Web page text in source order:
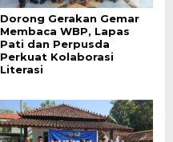
Dorong Gerakan Gemar
Membaca WBP, Lapas
Pati dan Perpusda
Perkuat Kolaborasi
Literasi